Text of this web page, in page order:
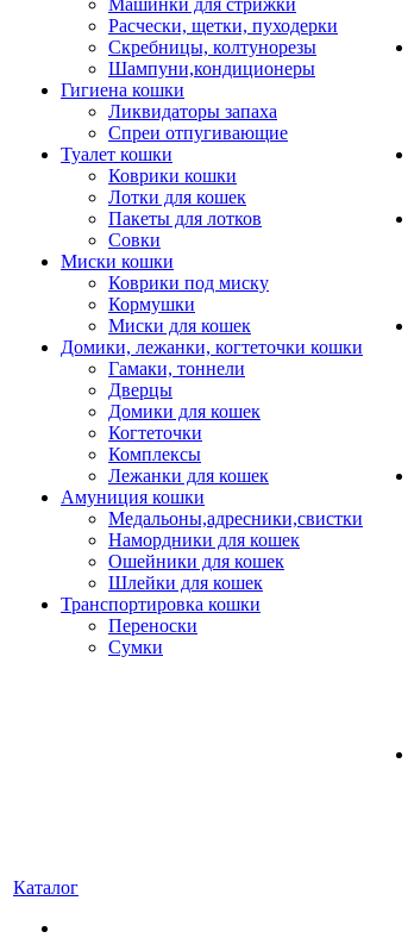
Машинки для стрижки
Расчески, щетки, пуходерки
Скребницы, колтунорезы
Шампуни,кондиционеры
Гигиена кошки
Ликвидаторы запаха
Спреи отпугивающие
Туалет кошки
Коврики кошки
Лотки для кошек
Пакеты для лотков
Совки
Миски кошки
Коврики под миску
Кормушки
Миски для кошек
Домики, лежанки, когтеточки кошки
Гамаки, тоннели
Дверцы
Домики для кошек
Когтеточки
Комплексы
Лежанки для кошек
Амуниция кошки
Медальоны,адресники,свистки
Намордники для кошек
Ошейники для кошек
Шлейки для кошек
Транспортировка кошки
Переноски
Сумки
Каталог